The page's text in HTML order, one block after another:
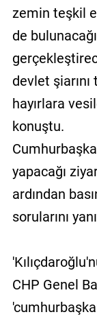
zemin teşkil
de
devlet
hayırlara
konuştu.
yapacağı
ardından
sorularını
CHP Genel